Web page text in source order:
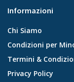
Informazioni
Chi Siamo
Condizioni per
Termini &
Privacy Policy